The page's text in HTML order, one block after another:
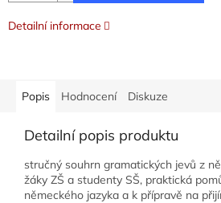
Detailní informace
Popis Hodnocení Diskuze
Detailní popis produktu
stručný souhrn gramatických jevů z
žáky ZŠ a studenty SŠ, praktická
německého jazyka a k přípravě na